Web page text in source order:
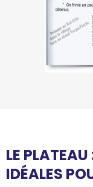
LE
IDÉALES